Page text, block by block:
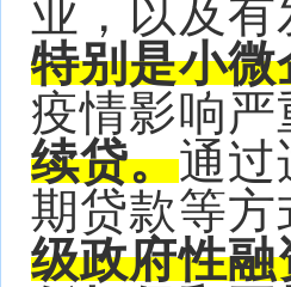
业，以及
特别是小
疫情影响
续贷。通过
期贷款等
级政府性